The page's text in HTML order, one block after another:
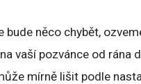
něco chybět,
vaší pozvánce od rána
mírně lišit podle